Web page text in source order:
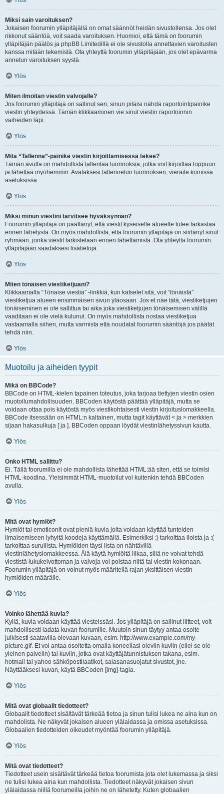
Miksi sain varoituksen?
Jokaisen foorumin ylläpitäjällä on omat säännöt heidän sivustollensa. Jos olet
rikkonut sääntöä, voit saada varoituksen. Huomioi, että tämä on foorumin
ylläpitäjän päätös ja phpBB Limitedillä ei ole sivustolla annettavien varoitusten
kanssa mitään tekemistä. Ota yhteyttä foorumin ylläpitäjään, jos olet epävarma
annetun varoituksen syystä.
Ylös
Miten ilmoitan viestin valvojalle?
Jos foorumin ylläpitäjä on sallinut sen, sinun pitäisi nähdä raportointipainike
viestin yhteydessä. Tämän klikkaaminen vie sinut viestin raportoinnin
vaiheiden läpi.
Ylös
Mitä “Tallenna”-painike viestin kirjoittamisessa tekee?
Tämän avulla on mahdollista tallentaa luonnoksia, jotka voit kirjoittaa loppuun
ja lähettää myöhemmin. Avataksesi tallennetun luonnoksen, vieraile komissa
asetuksissa.
Ylös
Miksi minun viestini tarvitsee hyväksynnän?
Foorumin ylläpitäjä on päättänyt, että viestit kyseiselle alueelle tulee tarkastaa
ennen lähetystä. On myös mahdollista, että foorumin ylläpitäjä on siirtänyt sinut
ryhmään, jonka viestit tarkistetaan ennen lähettämistä. Ota yhteyttä foorumin
ylläpitäjään saadaksesi lisätietoja.
Ylös
Miten tönäisen viestiketjuani?
Klikkaamalla “Tönaise viestiä” -linkkiä, kun katselet sitä, voit “tönäistä”
viestiketjua alueen ensimmäisen sivun yläosaan. Jos et näe tätä, viestiketjujen
tönäiseminen ei ole sallittua tai aika joka viestiketjujen tönäisemisen välillä
vaaditaan ei ole vielä kulunut. On myös mahdollista nostaa viestiketjua
vastaamalla siihen, mutta varmista että noudatat foorumin sääntöjä jos päätät
tehdä niin.
Ylös
Muotoilu ja aiheiden tyypit
Mikä on BBCode?
BBCode on HTML-kielen tapainen toteutus, joka tarjoaa tiettyjen viestin osien
muotoilumahdollisuuden. BBCoden käytöstä päättää ylläpitäjä, mutta se
voidaan ottaa pois käytöstä myös viestikohtaisesti viestin kirjoituslomakkeella.
BBCode itsessään on HTML:n kaltainen, mutta tagit käyttävät < ja > merkkien
sijaan hakasulkuja [ ja ]. BBCoden oppaan löydät viestinlähetyssivun kautta.
Ylös
Onko HTML sallittu?
Ei. Tällä foorumilla ei ole mahdollista lähettää HTML:ää siten, että se toimisi
HTML-koodina. Yleisimmät HTML-muotoilut voi kuitenkin tehdä BBCoden
avulla.
Ylös
Mitä ovat hymiöt?
Hymiöt tai emoticonit ovat pieniä kuvia joita voidaan käyttää tunteiden
ilmaisemiseen lyhyitä koodeja käyttämällä. Esimerkiksi :) tarkoittaa iloista ja :(
tarkoittaa surullista. Hymiöiden täysi lista on nähtävillä
viestinlähetyslomakkeessa. Älä käytä hymiöitä liikaa, sillä ne voivat tehdä
viestistä lukukelvottoman ja valvoja voi poistaa niitä tai viestin kokonaan.
Foorumin ylläpitäjä on voinut myös määritellä rajan yksittäisen viestin
hymiöiden määrälle.
Ylös
Voinko lähettää kuvia?
Kyllä, kuvia voidaan käyttää viesteissäsi. Jos ylläpitäjä on sallinut liitteet, voit
mahdollisesti ladata kuvan foorumille. Muutoin sinun täytyy antaa osoite
julkisesti saatavilla olevaan kuvaan, esim. http://www.example.com/my-
picture.gif. Et voi antaa osoitetta omalla koneellasi oleviin kuviin (ellei se ole
yleinen palvelin) tai kuviin, jotka ovat käyttäjätunnistuksen takana, esim.
hotmail tai yahoo sähköpostilaatikot, salasanasuojatut sivustot, jne.
Näyttääksesi kuvan, käytä BBCoden [img]-tagia.
Ylös
Mitä ovat globaalit tiedotteet?
Globaalit tiedotteet sisältävät tärkeää tietoa ja sinun tulisi lukea ne aina kun on
mahdolista. Ne näkyvät jokaisen alueen ylälaidassa ja omissa asetuksissa.
Globaalien tiedotteiden oikeudet myöntää foorumin ylläpitäjä.
Ylös
Mitä ovat tiedotteet?
Tiedotteet usein sisältävät tärkeää tietoa foorumista jota olet lukemassa ja siksi
ne tulisi lukea aina kun mahdollista. Tiedotteet näkyvät jokaisen sivun
ylälaidassa niillä foorumeilla joihin ne on lähetetty. Kuten globaalien